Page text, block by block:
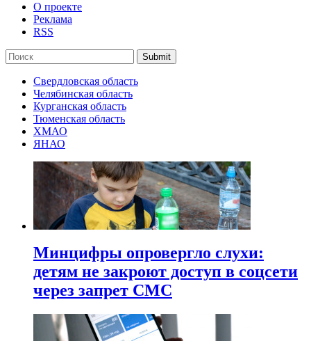
О проекте
Реклама
RSS
Submit
Свердловская область
Челябинская область
Курганская область
Тюменская область
ХМАО
ЯНАО
Минцифры опровергло слухи:
детям не закроют доступ в соцсети
через запрет СМС